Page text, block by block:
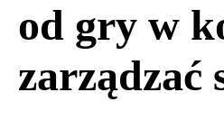
od gry w
zarządzać